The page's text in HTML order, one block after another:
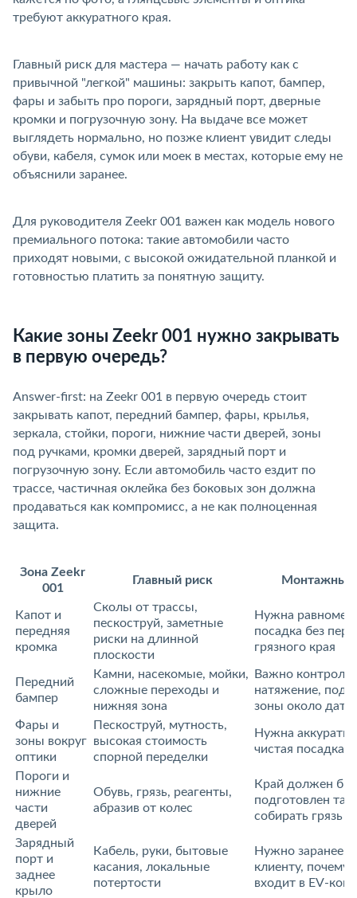
требуют аккуратного края.
Главный риск для мастера — начать работу как с
привычной "легкой" машины: закрыть капот, бампер,
фары и забыть про пороги, зарядный порт, дверные
кромки и погрузочную зону. На выдаче все может
ыглядеть нормально, но позже клиент увидит следы
обуви, кабеля, сумок или моек в местах, которые ему не
объяснили заранее.
Для руководителя Zeekr 001 важен как модель нового
премиального потока: такие автомобили часто
приходят новыми, с высокой ожидательной планкой и
отовностью платить за понятную защиту.
Какие зоны Zeekr 001 нужно закрывать
первую очередь?
Answer-first: на Zeekr 001 в первую очередь стоит
закрывать капот, передний бампер, фары, крылья,
зеркала, стойки, пороги, нижние части дверей, зоны
под ручками, кромки дверей, зарядный порт и
погрузочную зону. Если автомобиль часто ездит по
трассе, частичная оклейка без боковых зон должна
продаваться как компромисс, а не как полноценная
защита.
Зона Zeekr
001
Главный риск Монтажный
Капот и
передняя
кромка
Сколы от трассы,
пескоструй, заметные
риски на длинной
плоскости
Нужна
посадка без
рязного края
Передний
ампер
Камни, насекомые, мойки,
сложные переходы и
нижняя зона
Важно
натяжение,
зоны около
Фары и
зоны вокру
оптики
Пескоструй, мутность,
ысокая стоимость
спорной переделки
Нужна
чистая посадка
Пороги и
нижние
части
дверей
Обувь, грязь, реагенты,
абразив от колес
Край должен
подготовлен
собирать грязь
Зарядный
порт и
заднее
крыло
Кабель, руки, бытовые
касания, локальные
потертости
Нужно заранее
клиенту, почему
ходит в EV-